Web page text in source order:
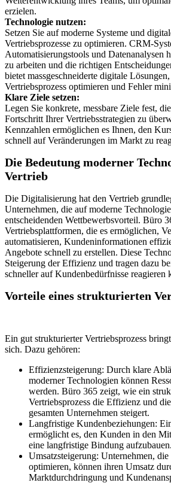
erzielen.
Technologie nutzen:
Setzen Sie auf moderne Systeme und
Vertriebsprozesse zu optimieren. CRM-
Automatisierungstools und Datenanalysen
zu arbeiten und die richtigen
bietet massgeschneiderte digitale
Vertriebsprozess optimieren und Fehler
Klare Ziele setzen:
Legen Sie konkrete, messbare Ziele fest,
Fortschritt Ihrer Vertriebsstrategien zu
Kennzahlen ermöglichen es Ihnen, den
schnell auf Veränderungen im Markt zu
Die Bedeutung moderner
Vertrieb
Die Digitalisierung hat den Vertrieb
Unternehmen, die auf moderne
entscheidenden Wettbewerbsvorteil. Büro
Vertriebsplattformen, die es ermöglichen,
automatisieren, Kundeninformationen
Angebote schnell zu erstellen. Diese
Steigerung der Effizienz und tragen dazu
schneller auf Kundenbedürfnisse reagieren
Vorteile eines strukturierten
Ein gut strukturierter Vertriebsprozess
sich. Dazu gehören:
Effizienzsteigerung: Durch klare
moderner Technologien können
werden. Büro 365 zeigt, wie ein
Vertriebsprozess die Effizienz und
gesamten Unternehmen steigert.
Langfristige Kundenbeziehungen:
ermöglicht es, den Kunden in den
eine langfristige Bindung aufzubauen.
Umsatzsteigerung: Unternehmen,
optimieren, können ihren Umsatz
Marktdurchdringung und